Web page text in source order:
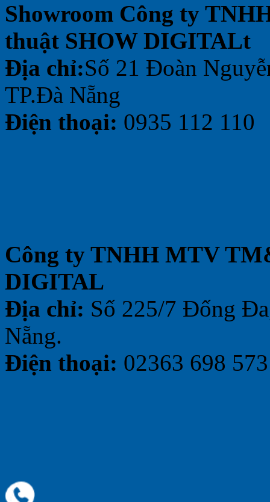
Showroom Công ty
thuật SHOW DIGITALt
Địa chỉ:Số 21 Đoàn
TP.Đà Nẵng
Điện thoại: 0935 112 110
Công ty TNHH MTV
DIGITAL
Địa chỉ: Số 225/7 Đống
Nẵng.
Điện thoại: 02363 698